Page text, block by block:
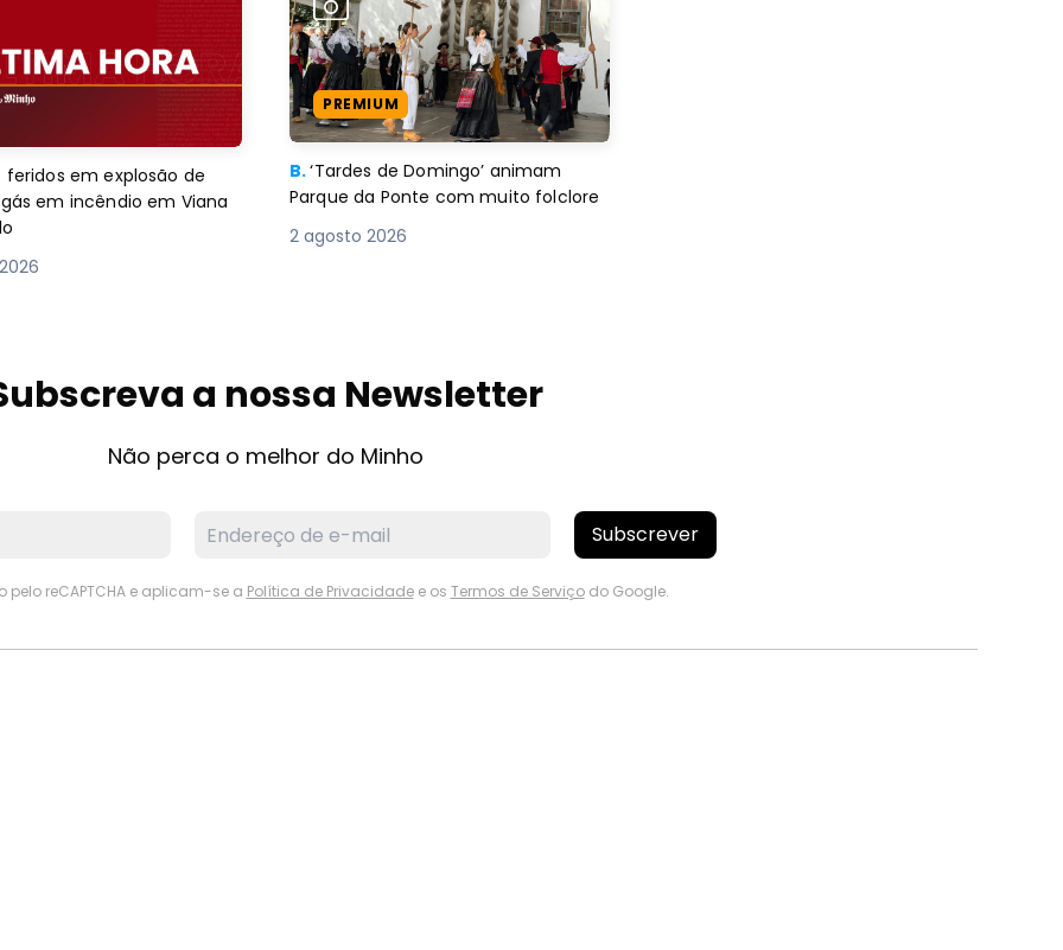
feridos em explosão de
em incêndio em Viana
PREMIUM
B.‘Tardes de Domingo’ animam
Parque da Ponte com muito folclore
2 agosto 2026
a nossa Newsletter
Não perca o melhor do Minho
Subscrever
pelo reCAPTCHA e aplicam-se a Política de Privacidadee os Termos de Serviçodo Google.